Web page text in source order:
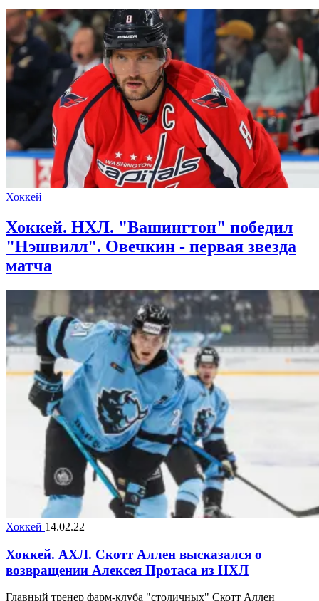
Хоккей
Хоккей. НХЛ. "Вашингтон" победил
"Нэшвилл". Овечкин - первая звезда
матча
Хоккей 14.02.22
Хоккей. АХЛ. Скотт Аллен высказался о
возвращении Алексея Протаса из НХЛ
Главный тренер фарм-клуба "столичных" Скотт Аллен